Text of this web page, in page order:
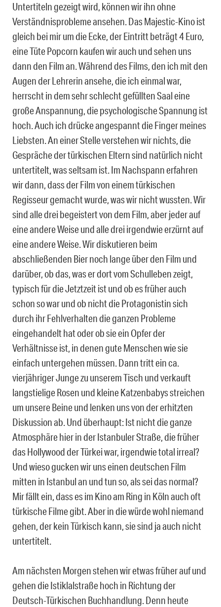
Untertiteln gezeigt wird, können wir ihn ohne
Verständnisprobleme ansehen. Das Majestic-Kino ist
gleich bei mir um die Ecke, der Eintritt beträgt 4 Euro,
eine Tüte Popcorn kaufen wir auch und sehen uns
dann den Film an. Während des Films, den ich mit den
Augen der Lehrerin ansehe, die ich einmal war,
herrscht in dem sehr schlecht gefüllten Saal eine
große Anspannung, die psychologische Spannung ist
hoch. Auch ich drücke angespannt die Finger meines
Liebsten. An einer Stelle verstehen wir nichts, die
Gespräche der türkischen Eltern sind natürlich nicht
untertitelt, was seltsam ist. Im Nachspann erfahren
wir dann, dass der Film von einem türkischen
Regisseur gemacht wurde, was wir nicht wussten. Wir
sind alle drei begeistert von dem Film, aber jeder auf
eine andere Weise und alle drei irgendwie erzürnt auf
eine andere Weise. Wir diskutieren beim
abschließenden Bier noch lange über den Film und
darüber, ob das, was er dort vom Schulleben zeigt,
typisch für die Jetztzeit ist und ob es früher auch
schon so war und ob nicht die Protagonistin sich
durch ihr Fehlverhalten die ganzen Probleme
eingehandelt hat oder ob sie ein Opfer der
Verhältnisse ist, in denen gute Menschen wie sie
einfach untergehen müssen. Dann tritt ein ca.
vierjähriger Junge zu unserem Tisch und verkauft
langstielige Rosen und kleine Katzenbabys streichen
um unsere Beine und lenken uns von der erhitzten
Diskussion ab. Und überhaupt: Ist nicht die ganze
Atmosphäre hier in der Istanbuler Straße, die früher
das Hollywood der Türkei war, irgendwie total irreal?
Und wieso gucken wir uns einen deutschen Film
mitten in Istanbul an und tun so, als sei das normal?
Mir fällt ein, dass es im Kino am Ring in Köln auch oft
türkische Filme gibt. Aber in die würde wohl niemand
gehen, der kein Türkisch kann, sie sind ja auch nicht
untertitelt.
Am nächsten Morgen stehen wir etwas früher auf und
gehen die Istiklalstraße hoch in Richtung der
Deutsch-Türkischen Buchhandlung. Denn heute